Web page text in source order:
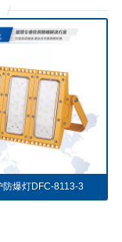
防爆灯DFC-8113-3